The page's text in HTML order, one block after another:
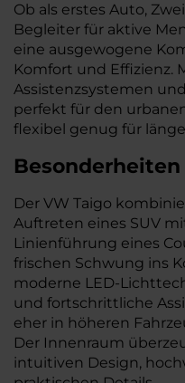
Ob als erstes Auto,
Begleiter für aktive
eine ausgewogene
Komfort und Effizienz.
Assistenzsystemen
perfekt für den
flexibel genug für
Besonderheiten
Der VW Taigo
Auftreten eines SUV
Linienführung eines
frischen Schwung ins
moderne LED-
und fortschrittliche
eher in höheren
Der Innenraum
intuitiven Design,